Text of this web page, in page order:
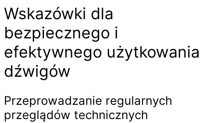
Wskazówki dla
bezpiecznego i
efektywnego użytkowania
dźwigów
Przeprowadzanie regularnych
przeglądów technicznych